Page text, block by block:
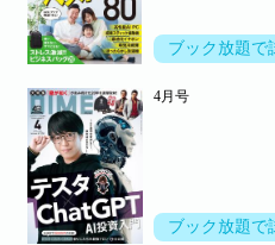
ブック放題で
4月号
ブック放題で